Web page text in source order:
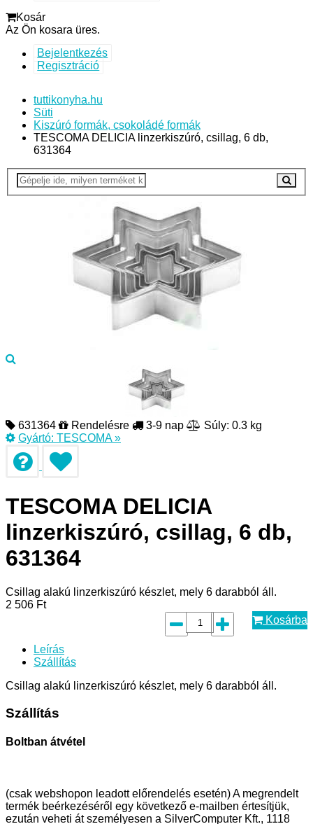
Kosár
Az Ön kosara üres.
Bejelentkezés
Regisztráció
tuttikonyha.hu
Süti
Kiszúró formák, csokoládé formák
TESCOMA DELICIA linzerkiszúró, csillag, 6 db,
631364
631364 Rendelésre 3-9 nap
Súly: 0.3 kg
Gyártó: TESCOMA»
TESCOMA DELICIA
linzerkiszúró, csillag, 6 db,
631364
Csillag alakú linzerkiszúró készlet, mely 6 darabból áll.
2 506 Ft
Kosárba
Leírás
Szállítás
Csillag alakú linzerkiszúró készlet, mely 6 darabból áll.
Szállítás
Boltban átvétel
(csak webshopon leadott előrendelés esetén) A megrendelt
termék beérkezéséről egy következő e-mailben értesítjük,
ezután veheti át személyesen a SilverComputer Kft., 1118